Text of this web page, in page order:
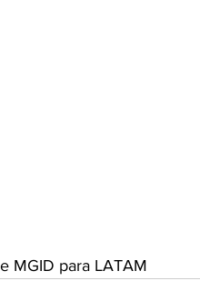
MGID para LATAM